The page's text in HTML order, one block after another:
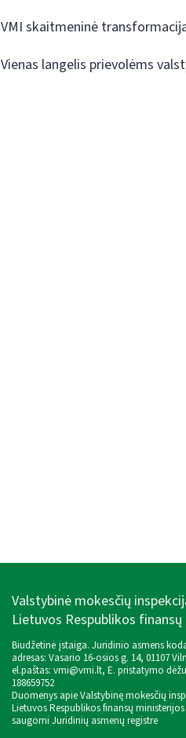
VMI skaitmeninė
Vienas langelis prievolėms
Valstybinė mokesčių
Lietuvos Respublikos
Biudžetinė įstaiga. Juridinio asmens
adresas: Vasario 16-osios g. 14, 01107
el.paštas: vmi@vmi.lt, E. pristatymo
188659752
Duomenys apie Valstybinę mokesčių
Lietuvos Respublikos finansų
saugomi Juridinių asmenų registre